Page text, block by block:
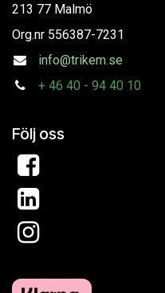
213 77 Malmö
Org.nr 556387-7231
info@trikem.se
+ 46 40 - 94 40 10
Följ oss